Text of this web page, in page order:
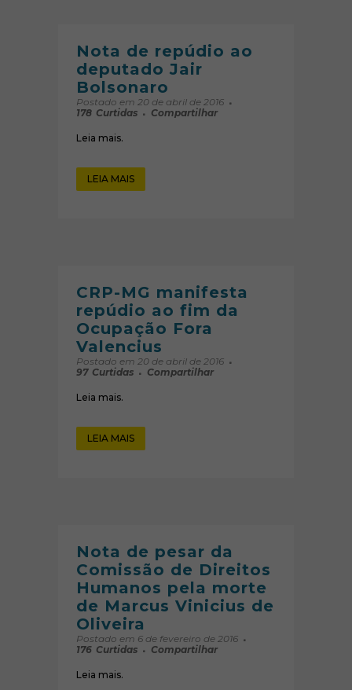
Nota de repúdio ao
deputado Jair
Bolsonaro
Postado em 20 de abril de 2016
178 Curtidas Compartilhar
Leia mais.
LEIA MAIS
CRP-MG manifesta
repúdio ao fim da
Ocupação Fora
Valencius
Postado em 20 de abril de 2016
97 Curtidas Compartilhar
Leia mais.
LEIA MAIS
Nota de pesar da
Comissão de Direitos
Humanos pela morte
de Marcus Vinicius de
Oliveira
Postado em 6 de fevereiro de 2016
176 Curtidas Compartilhar
Leia mais.